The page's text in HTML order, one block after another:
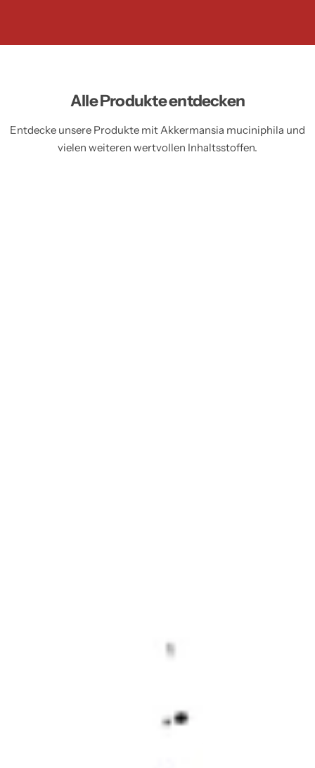
Alle Produkte entdecken
Entdecke unsere Produkte mit Akkermansia muciniphila und
vielen weiteren wertvollen Inhaltsstoffen.